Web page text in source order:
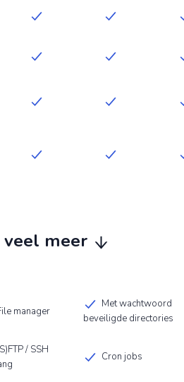
veel meer
manager
Met wachtwoord
beveiligde directories
/ SSH
Cron jobs